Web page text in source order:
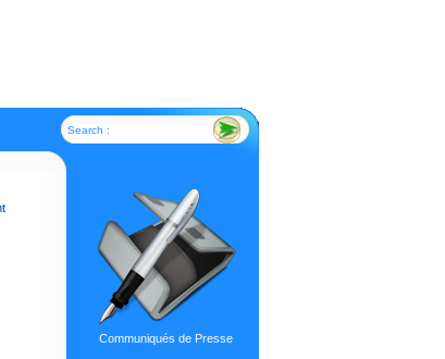
Search :
Communiqués de Presse